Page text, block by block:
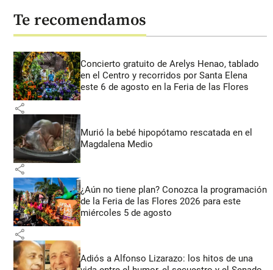
Te recomendamos
Concierto gratuito de Arelys Henao, tablado
en el Centro y recorridos por Santa Elena
este 6 de agosto en la Feria de las Flores
share
Murió la bebé hipopótamo rescatada en el
Magdalena Medio
share
¿Aún no tiene plan? Conozca la programación
de la Feria de las Flores 2026 para este
miércoles 5 de agosto
share
Adiós a Alfonso Lizarazo: los hitos de una